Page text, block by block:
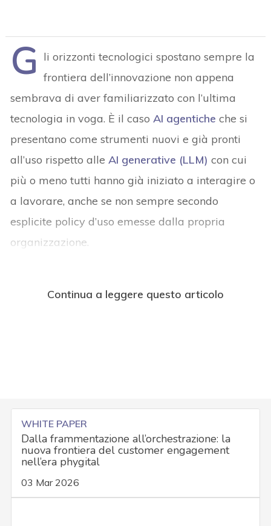
G
li orizzonti tecnologici spostano sempre la
frontiera dell’innovazione non appena
sembrava di aver familiarizzato con l’ultima
tecnologia in voga. È il casoAI agentiche che si
presentano come strumenti nuovi e già pronti
all’uso rispetto alleAI generative (LLM) con cui
più o meno tutti hanno già iniziato a interagire o
a lavorare, anche se non sempre secondo
esplicite policy d’uso emesse dalla propria
organizzazione.
Continua a leggere questo articolo
WHITE PAPER
Dalla frammentazione all’orchestrazione: la
nuova frontiera del customer engagement
nell’era phygital
03 Mar 2026